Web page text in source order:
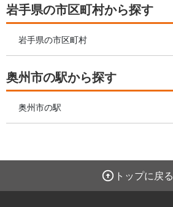
岩手県の市区町村から探す
岩手県の市区町村
奥州市の駅から探す
奥州市の駅
トップに戻る